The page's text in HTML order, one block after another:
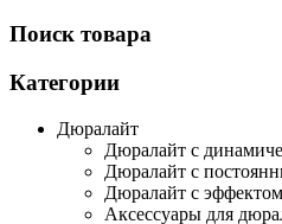
Поиск товара
Категории
Дюралайт
Дюралайт с
Дюралайт с
Дюралайт с
Аксессуары для